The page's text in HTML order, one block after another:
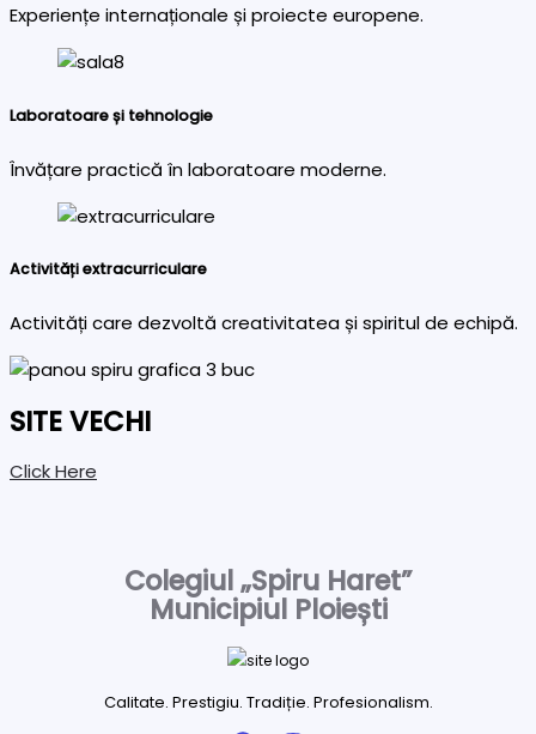
Experiențe internaționale și proiecte europene.
Laboratoare și tehnologie
Învățare practică în laboratoare moderne.
Activități extracurriculare
Activități care dezvoltă creativitatea și spiritul de echipă.
SITE VECHI
Click Here
Colegiul „Spiru Haret”
Municipiul Ploiești
Calitate. Prestigiu. Tradiție. Profesionalism.